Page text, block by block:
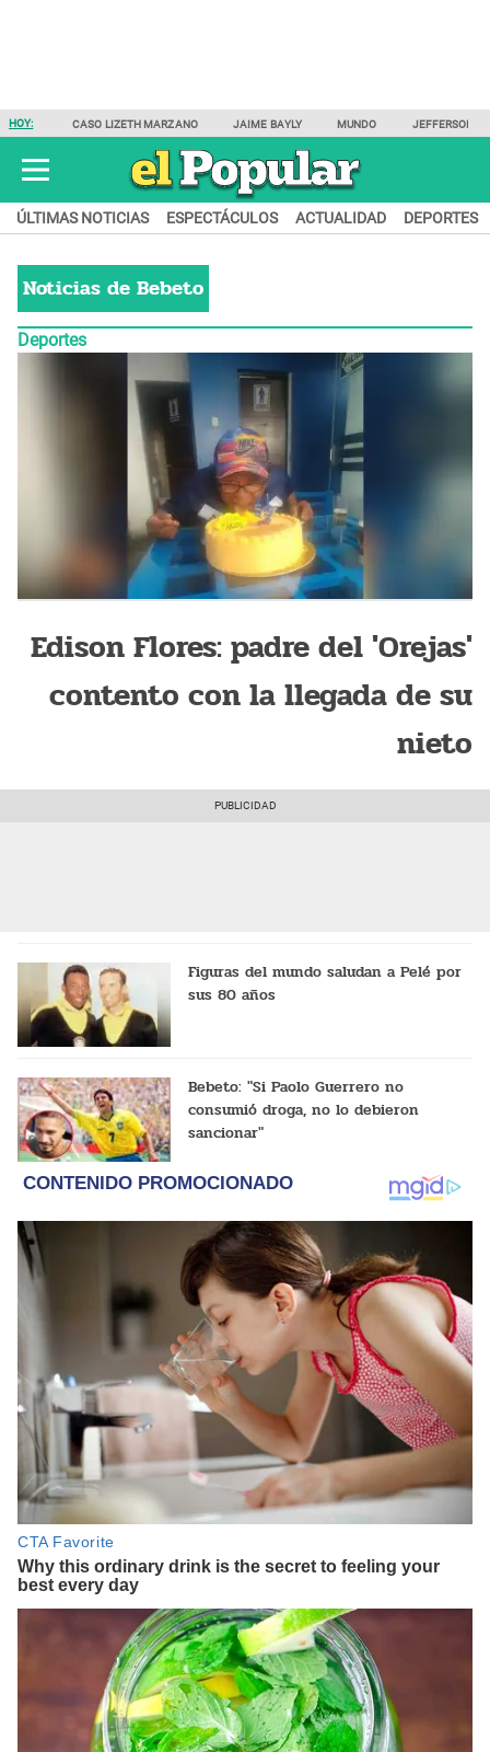
HOY: CASO LIZETH MARZANO JAIME BAYLY MUNDO JEFFERSON
ÚLTIMAS NOTICIAS ESPECTÁCULOS ACTUALIDAD DEPORTES
Noticias de Bebeto
Deportes
Edison Flores: padre del 'Orejas'
contento con la llegada de su
nieto
Figuras del mundo saludan a Pelé por
sus 80 años
Bebeto: "Si Paolo Guerrero no
consumió droga, no lo debieron
sancionar"